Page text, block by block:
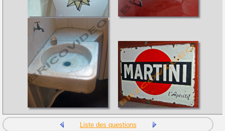
Liste des questions